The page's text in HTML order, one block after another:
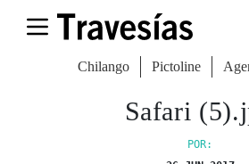
Chilango Pictoline
Safari
POR: